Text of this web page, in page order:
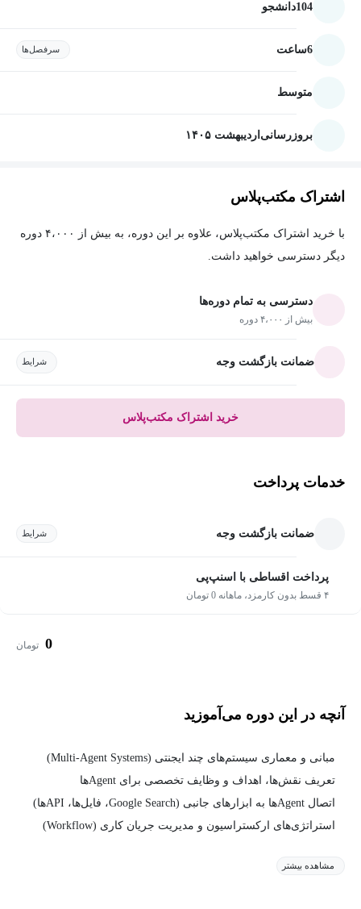
104دانشجو
6ساعت سرفصل‌ها
متوسط
بروزرسانی اردیبهشت ۱۴۰۵
اشتراک مکتب‌پلاس
با خرید اشتراک مکتب‌پلاس، علاوه بر این دوره، به بیش از ۴،۰۰۰ دوره
دیگر دسترسی خواهید داشت.
دسترسی به تمام دوره‌ها
بیش از ۴،۰۰۰ دوره
ضمانت بازگشت وجه شرایط
خرید اشتراک مکتب‌پلاس
خدمات پرداخت
ضمانت بازگشت وجه شرایط
پرداخت اقساطی با اسنپ‌پی
۴ قسط بدون کارمزد، ماهانه 0 تومان
0 تومان
آنچه در این دوره می‌آموزید
مبانی و معماری سیستم‌های چند ایجنتی (Multi-Agent Systems)
تعریف نقش‌ها، اهداف و وظایف تخصصی برای Agentها
اتصال Agentها به ابزارهای جانبی (Google Search، فایل‌ها، APIها)
استراتژی‌های ارکستراسیون و مدیریت جریان کاری (Workflow)
مشاهده بیشتر